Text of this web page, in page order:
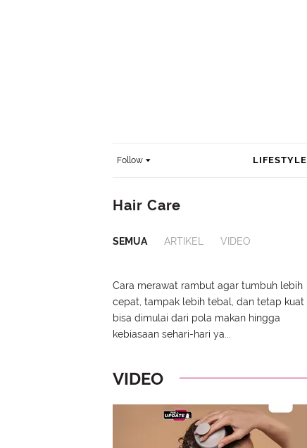
Follow LIFESTYLE
Hair Care
SEMUA ARTIKEL VIDEO
Cara merawat rambut agar tumbuh lebih
cepat, tampak lebih tebal, dan tetap kuat
bisa dimulai dari pola makan hingga
kebiasaan sehari-hari ya...
VIDEO